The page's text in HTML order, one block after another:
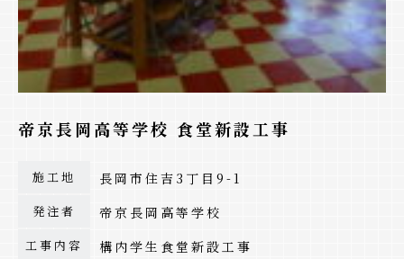
帝京長岡高等学校 食堂新設工事
施工地 長岡市住吉3丁目9-1
発注者 帝京長岡高等学校
工事内容 構内学生食堂新設工事